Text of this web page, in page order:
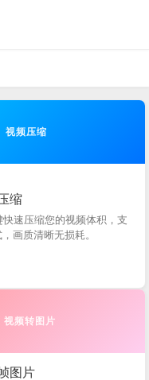
视频压缩
缩
速压缩您的视频体积，支
画质清晰无损耗。
转图片
图片